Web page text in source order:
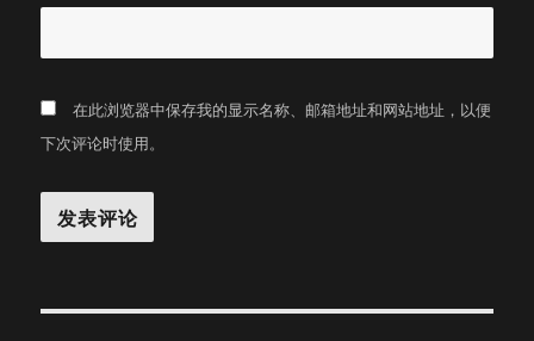
在此浏览器中保存我的显示名称、邮箱地址和网站地址，以便
下次评论时使用。